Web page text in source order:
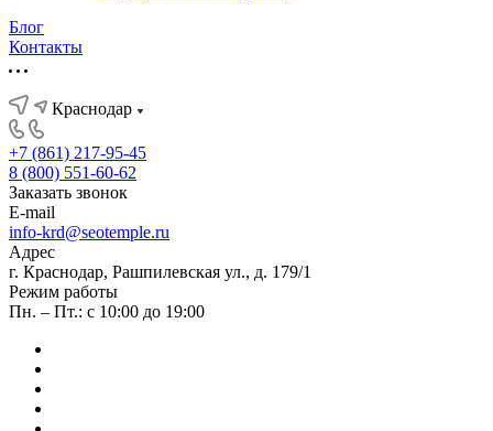
Блог
Контакты
Краснодар
+7 (861) 217-95-45
8 (800) 551-60-62
Заказать звонок
E-mail
info-krd@seotemple.ru
Адрес
г. Краснодар, Рашпилевская ул., д. 179/1
Режим работы
Пн. – Пт.: с 10:00 до 19:00